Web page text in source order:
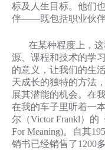
标及人生目标。他们
伴——既包括职业伙伴
在某种程度上，这
源、课程和技术的学
的意义，让我们的生
天成长的独特的方法
展其潜能的机会。在
在我的车子里听着一
尔（Victor Frankl）的
For Meaning)。自其
销书已经销售了1200